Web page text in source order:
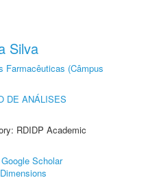
Silva
Farmacêuticas (Câmpus
DE ANÁLISES
RDIDP Academic
Google Scholar
Dimensions